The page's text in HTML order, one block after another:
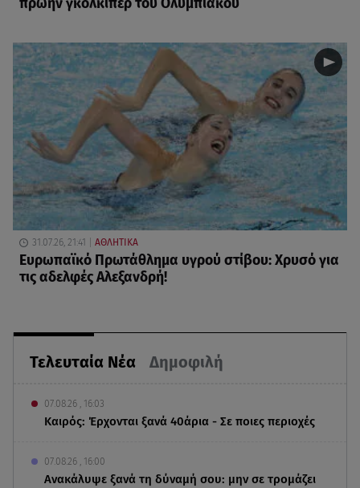
Τελευταία Νέα Δημοφιλή
07.08.26 , 16:03
Καιρός: Έρχονται ξανά 40άρια - Σε ποιες περιοχές
07.08.26 , 16:00
Ανακάλυψε ξανά τη δύναμή σου: μην σε τρομάζει
πρώην γκολκίπερ του Ολυμπιακού
31.07.26, 21:41 ΑΘΛΗΤΙΚΑ
Ευρωπαϊκό Πρωτάθλημα υγρού στίβου: Χρυσό για
τις αδελφές Αλεξανδρή!